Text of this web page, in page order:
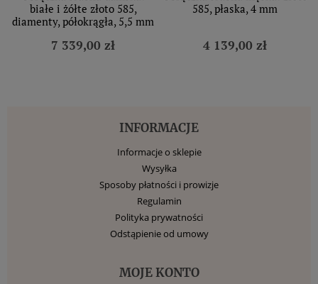
białe i żółte złoto 585,
diamenty, półokrągła, 5,5 mm
7 339,00 zł
585, płaska, 4 mm
4 139,00 zł
INFORMACJE
Informacje o sklepie
Wysyłka
Sposoby płatności i prowizje
Regulamin
Polityka prywatności
Odstąpienie od umowy
MOJE KONTO